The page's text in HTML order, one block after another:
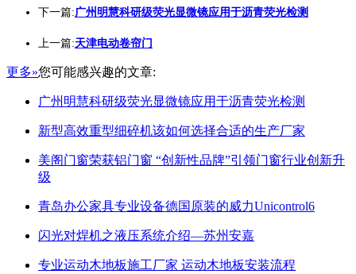
下一篇:广州明慧科研级荧光显微镜应用于沥青荧光检测
上一篇:天津电动卷帘门
更多»您可能感兴趣的文章:
广州明慧科研级荧光显微镜应用于沥青荧光检测
新型高效重型细碎机该如何选择合适的生产厂家
美阁门窗荣获铝门窗 “创新性品牌”引领门窗行业创新升
级
青岛办公家具专业设备德国原装的威力Unicontrol6
闪光对焊机之液压系统介绍—苏州安嘉
专业运动木地板施工厂家 运动木地板安装流程